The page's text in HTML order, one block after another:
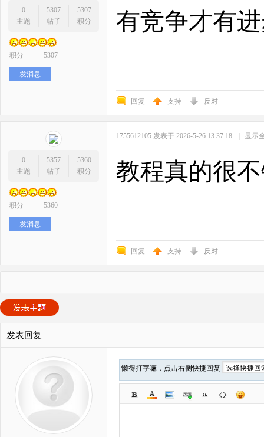
0
主题
5307
帖子
5307
积分
积分 5307
发消息
有竞争才有
回复 支持 反对
0
主题
5357
帖子
5360
积分
积分 5360
发消息
1755612105 发表于 2026-5-26 13:37:18 | 显示
教程真的很
回复 支持 反对
发表回复
懒得打字嘛，点击右侧快捷回复